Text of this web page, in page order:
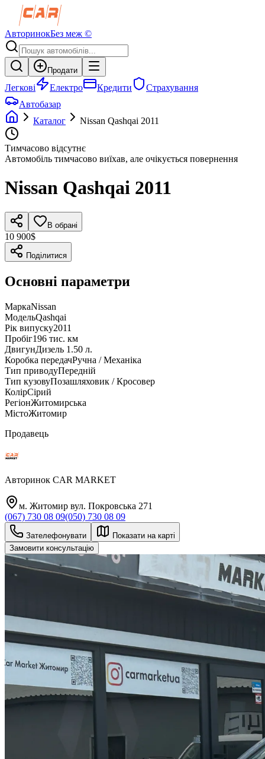
АвторинокБез меж ©
Продати
Легкові Електро Кредити
Страхування
Автобазар
Каталог
Nissan Qashqai 2011
Тимчасово відсутнє
Автомобіль тимчасово виїхав, але очікується повернення
Nissan Qashqai 2011
В обрані
10 900$
Поділитися
Основні параметри
МаркаNissan
МодельQashqai
Рік випуску2011
Пробіг196 тис. км
ДвигунДизель 1.50 л.
Коробка передачРучна / Механіка
Тип приводуПередній
Тип кузовуПозашляховик / Кросовер
КолірСірий
РегіонЖитомирська
МістоЖитомир
Продавець
Авторинок CAR MARKET
м. Житомир вул. Покровська 271
(067) 730 08 09(050) 730 08 09
Зателефонувати
Показати на карті
Замовити консультацію